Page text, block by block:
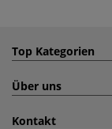
Top Kategorien
Über uns
Kontakt